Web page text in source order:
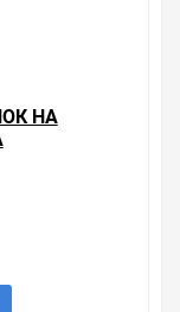
об
для вас
НА